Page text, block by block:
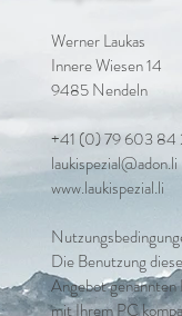
Werner Laukas
Innere Wiesen 14
9485 Nendeln
+41 (0) 79 603 84
laukispezial@adon.li
www.laukispezial.li
Die Benutzung
Angebot genannten
mit Ihrem PC